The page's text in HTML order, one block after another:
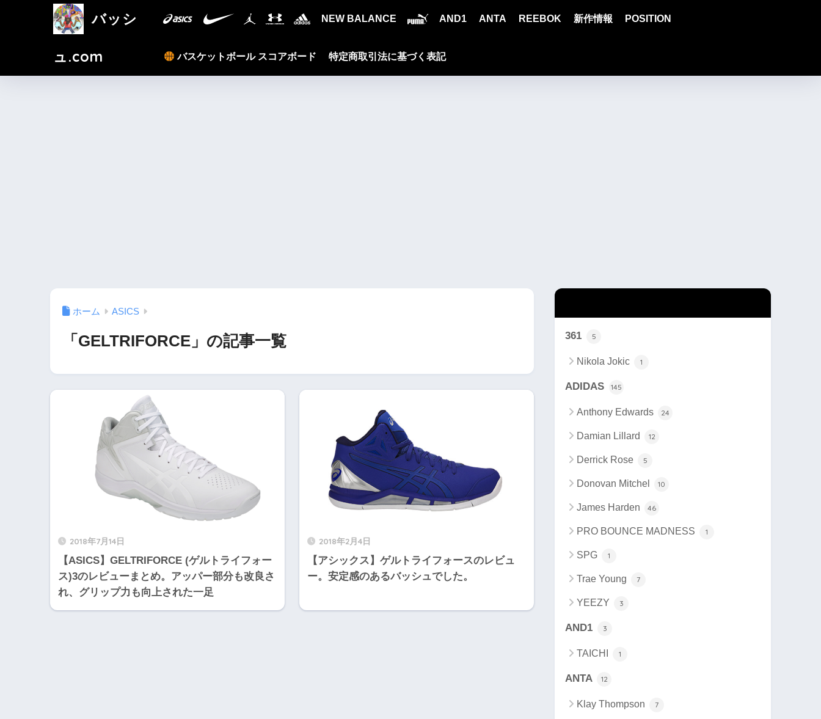
バッシ
ュ.com
NEW BALANCE AND1 ANTA REEBOK 新作情報 POSITION
バスケットボール スコアボード 特定商取引法に基づく表記
ホーム ASICS
「GELTRIFORCE」の記事一覧
2018年7月14日
【ASICS】GELTRIFORCE (ゲルトライフォー
ス)3のレビューまとめ。アッパー部分も改良さ
れ、グリップ力も向上された一足
2018年2月4日
【アシックス】ゲルトライフォースのレビュ
ー。安定感のあるバッシュでした。
361 5
Nikola Jokic 1
ADIDAS 145
Anthony Edwards 24
Damian Lillard 12
Derrick Rose 5
Donovan Mitchel 10
James Harden 46
PRO BOUNCE MADNESS 1
SPG 1
Trae Young 7
YEEZY 3
AND1 3
TAICHI 1
ANTA 12
Klay Thompson 7